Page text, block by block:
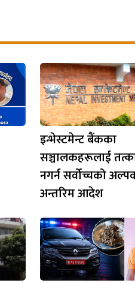
इन्भेस्टमेन्ट बैंकका
सञ्चालकहरूलाई
नगर्न सर्वोच्चको
अन्तरिम आदेश